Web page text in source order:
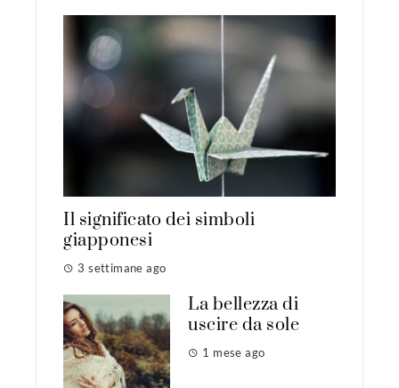
Il significato dei simboli
giapponesi
3 settimane ago
La bellezza di
uscire da sole
1 mese ago